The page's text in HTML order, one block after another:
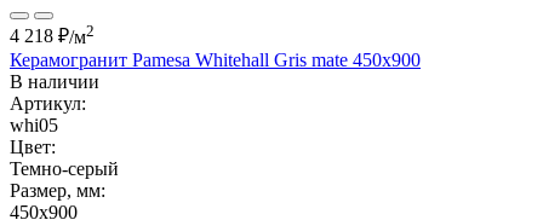
4 218 ₽/м2
Керамогранит Pamesa Whitehall Gris mate 450x900
В наличии
Артикул:
whi05
Цвет:
Темно-серый
Размер, мм:
450x900